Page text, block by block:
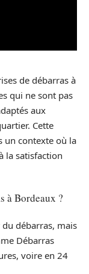
de débarras à
qui ne sont pas
aux
Cette
un contexte où la
la satisfaction
à Bordeaux ?
du débarras, mais
Débarras
voire en 24